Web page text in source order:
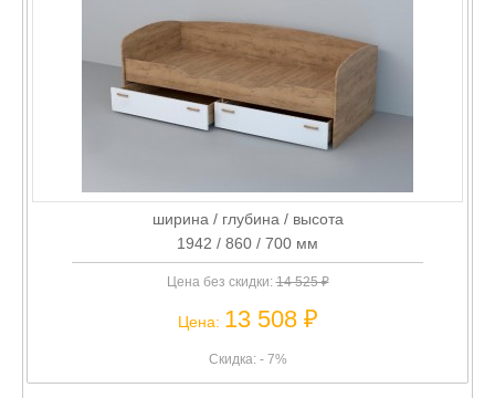
ширина / глубина / высота
1942 / 860 / 700 мм
Цена без скидки:14 525 ₽
Цена: 13 508 ₽
Скидка: - 7%